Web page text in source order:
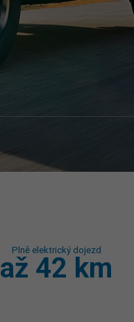
Plně elektrický dojezd
až 42 km